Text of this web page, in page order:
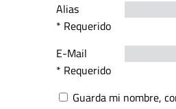
Alias
* Requerido
E-Mail
* Requerido
Guarda mi nombre,